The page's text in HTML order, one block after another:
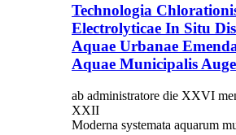
Technologia
Electrolyticae In Situ
Aquae Urbanae
Aquae Municipalis
ab administratore die XXVI
XXII
Moderna systemata aquarum